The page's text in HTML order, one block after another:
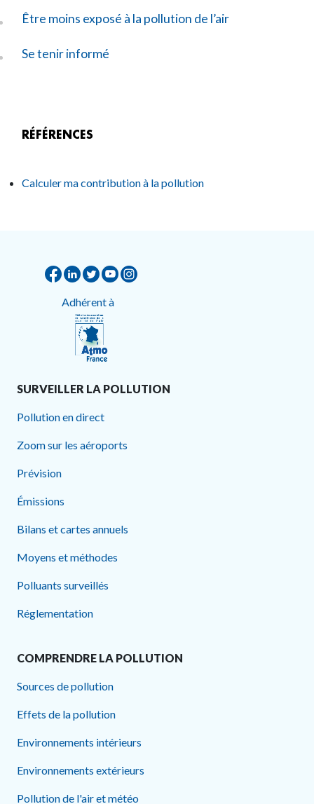
Être moins exposé à la pollution de l’air
Se tenir informé
RÉFÉRENCES
Calculer ma contribution à la pollution
Adhérent à
SURVEILLER LA POLLUTION
Pollution en direct
Zoom sur les aéroports
Prévision
Émissions
Bilans et cartes annuels
Moyens et méthodes
Polluants surveillés
Réglementation
COMPRENDRE LA POLLUTION
Sources de pollution
Effets de la pollution
Environnements intérieurs
Environnements extérieurs
Pollution de l'air et météo